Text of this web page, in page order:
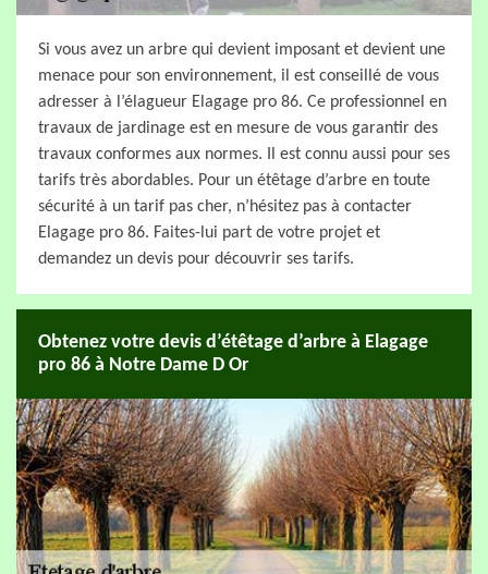
Si vous avez un arbre qui devient imposant et devient une
menace pour son environnement, il est conseillé de vous
adresser à l’élagueur Elagage pro 86. Ce professionnel en
travaux de jardinage est en mesure de vous garantir des
travaux conformes aux normes. Il est connu aussi pour ses
tarifs très abordables. Pour un étêtage d’arbre en toute
sécurité à un tarif pas cher, n’hésitez pas à contacter
Elagage pro 86. Faites-lui part de votre projet et
demandez un devis pour découvrir ses tarifs.
Obtenez votre devis d’étêtage d’arbre à Elagage
pro 86 à Notre Dame D Or